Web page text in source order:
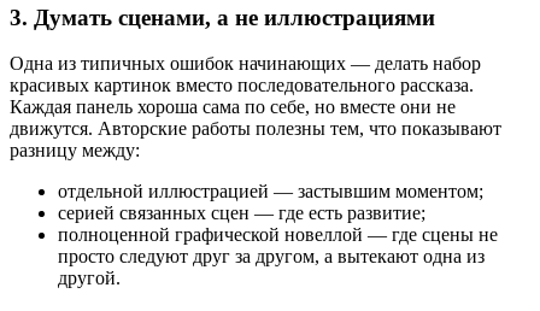
3. Думать сценами, а не иллюстрациями
Одна из типичных ошибок начинающих — делать набор
красивых картинок вместо последовательного рассказа.
Каждая панель хороша сама по себе, но вместе они не
движутся. Авторские работы полезны тем, что показывают
разницу между:
отдельной иллюстрацией — застывшим моментом;
серией связанных сцен — где есть развитие;
полноценной графической новеллой — где сцены не
просто следуют друг за другом, а вытекают одна из
другой.